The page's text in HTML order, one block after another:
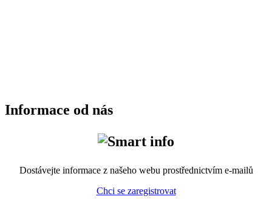
Informace od nás
Dostávejte informace z našeho webu prostřednictvím e-mailů
Chci se zaregistrovat